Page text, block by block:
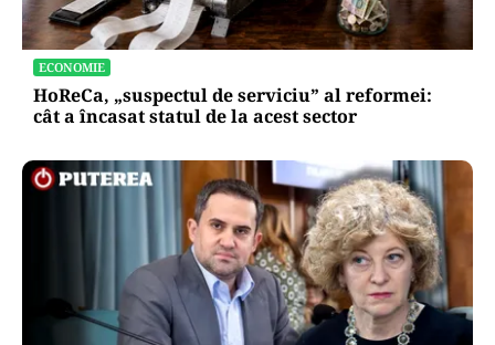
ECONOMIE
HoReCa, „suspectul de serviciu” al reformei:
cât a încasat statul de la acest sector